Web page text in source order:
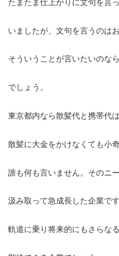
たまたま仕上がりに文句を言
いましたが、文句を言うのは
そういうことが言いたいのな
でしょう。
東京都内なら散髪代と携帯代
散髪に大金をかけなくても小
誰も何も言いません。そのニ
汲み取って急成長した企業で
軌道に乗り将来的にもさらな